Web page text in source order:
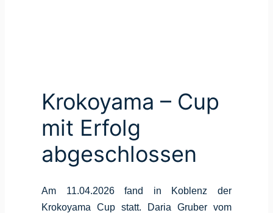
Krokoyama – Cup
mit Erfolg
abgeschlossen
Am 11.04.2026 fand in Koblenz der
Krokoyama Cup statt. Daria Gruber vom